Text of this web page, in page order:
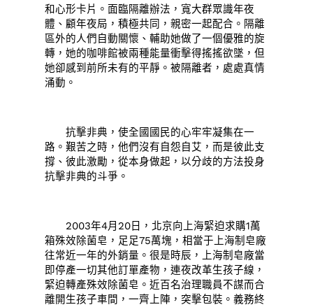
和心形卡片。面臨隔離辦法，寬大群眾識年夜
體、顧年夜局，積極共同，親密一起配合。隔離
區外的人們自動關懷、輔助她做了一個優雅的旋
轉，她的咖啡館被兩種能量衝擊得搖搖欲墜，但
她卻感到前所未有的平靜。被隔離者，處處真情
涌動。
抗擊非典，使全國國民的心牢牢凝集在一
路。艱苦之時，他們沒有自怨自艾，而是彼此支
撐、彼此激勵，從本身做起，以分歧的方法投身
抗擊非典的斗爭。
2003年4月20日，北京向上海緊迫求購1萬
箱殊效除菌皂，足足75萬塊，相當于上海制皂廠
往常近一年的外銷量。很是時辰，上海制皂廠當
即停產一切其他訂單產物，連夜改革生孩子線，
緊迫轉產殊效除菌皂。近百名治理職員不謀而合
離開生孩子車間，一齊上陣，突擊包裝。義務終